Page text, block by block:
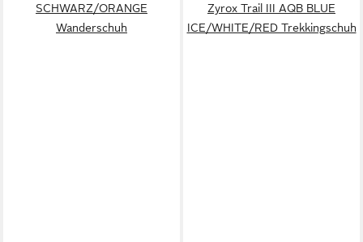
SCHWARZ/ORANGE
Wanderschuh
Zyrox Trail III AQB BLUE
ICE/WHITE/RED Trekkingschuh